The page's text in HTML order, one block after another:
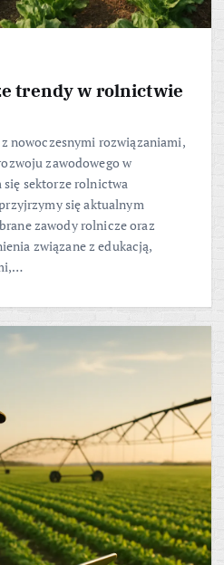
trendy w rolnictwie
nowoczesnymi rozwiązaniami,
zawodowego w
sektorze rolnictwa
się aktualnym
zawody rolnicze oraz
związane z edukacją,